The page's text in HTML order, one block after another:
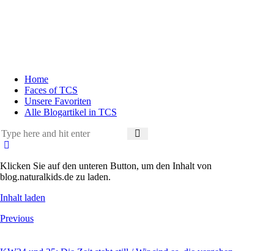
Home
Faces of TCS
Unsere Favoriten
Alle Blogartikel in TCS
Klicken Sie auf den unteren Button, um den Inhalt von
blog.naturalkids.de zu laden.
Inhalt laden
Beitragsnavigation
Previous